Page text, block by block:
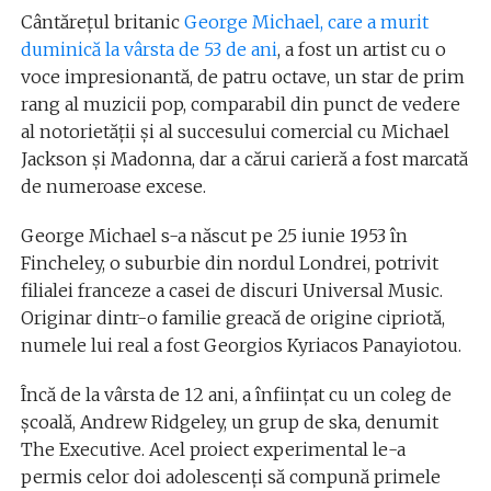
Cântăreţul britanic George Michael, care a murit
duminică la vârsta de 53 de ani, a fost un artist cu o
voce impresionantă, de patru octave, un star de prim
rang al muzicii pop, comparabil din punct de vedere
al notorietăţii şi al succesului comercial cu Michael
Jackson şi Madonna, dar a cărui carieră a fost marcată
de numeroase excese.
George Michael s-a născut pe 25 iunie 1953 în
Fincheley, o suburbie din nordul Londrei, potrivit
filialei franceze a casei de discuri Universal Music.
Originar dintr-o familie greacă de origine cipriotă,
numele lui real a fost Georgios Kyriacos Panayiotou.
Încă de la vârsta de 12 ani, a înfiinţat cu un coleg de
şcoală, Andrew Ridgeley, un grup de ska, denumit
The Executive. Acel proiect experimental le-a
permis celor doi adolescenţi să compună primele